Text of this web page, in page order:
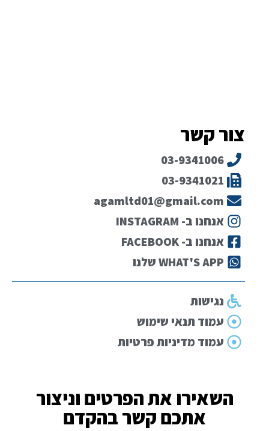
צור קשר
03-9341006
03-9341021
agamltd01@gmail.com
אנחנו ב- INSTAGRAM
אנחנו ב- FACEBOOK
WHAT'S APP שלנו
נגישות
עמוד תנאי שימוש
עמוד מדיניות פרטיות
השאירו את הפרטים וניצור
אתכם קשר בהקדם